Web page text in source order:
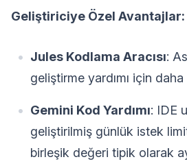
Geliştiriciye Özel Avantajlar:
Jules Kodlama Aracısı:
geliştirme yardımı için daha
Gemini Kod Yardımı: IDE
geliştirilmiş günlük istek
birleşik değeri tipik olarak